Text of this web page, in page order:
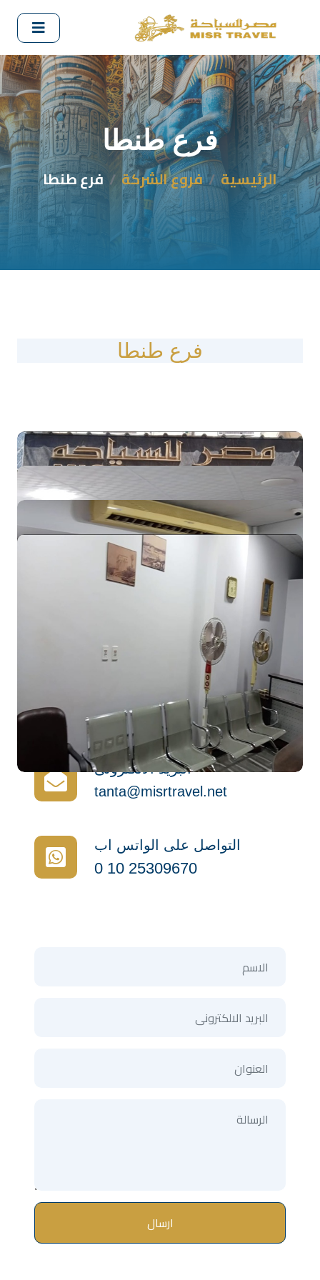
فرع طنطا
فرع طنطا فروع الشركة الرئيسية
فرع طنطا
تواصل مع الفرع
01025309670
البريد الالكترونى
tanta@misrtravel.net
التواصل على الواتس اب
0 10 25309670
ارسال